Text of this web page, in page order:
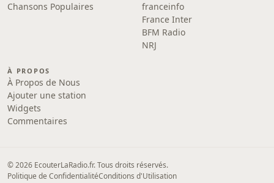
Chansons Populaires
franceinfo
France Inter
BFM Radio
NRJ
À PROPOS
À Propos de Nous
Ajouter une station
Widgets
Commentaires
© 2026 EcouterLaRadio.fr. Tous droits réservés.
Politique de ConfidentialitéConditions d'Utilisation